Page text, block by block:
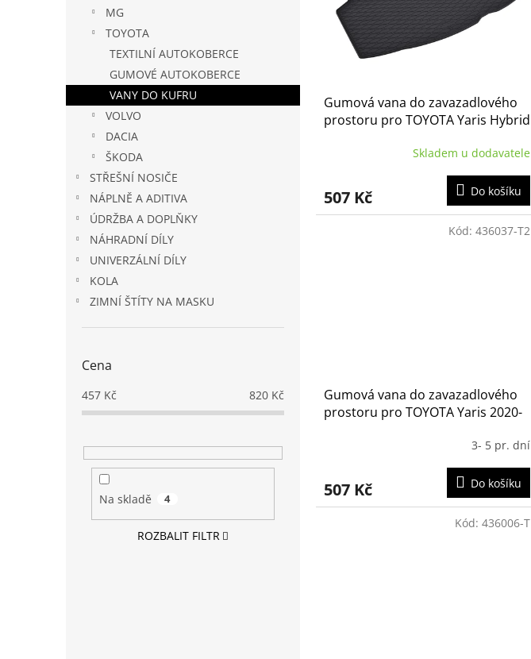
MG
TOYOTA
TEXTILNÍ AUTOKOBERCE
GUMOVÉ AUTOKOBERCE
VANY DO KUFRU
VOLVO
DACIA
ŠKODA
STŘEŠNÍ NOSIČE
NÁPLNĚ A ADITIVA
ÚDRŽBA A DOPLŇKY
NÁHRADNÍ DÍLY
UNIVERZÁLNÍ DÍLY
KOLA
ZIMNÍ ŠTÍTY NA MASKU
Cena
457 Kč 820 Kč
Na skladě 4
ROZBALIT FILTR
Gumová vana do zavazadlového
prostoru pro TOYOTA Yaris Hybrid
Skladem u dodavatele
507 Kč Do košíku
Gumová vana do zavazadlového
prostoru pro TOYOTA Yaris 2020-
3- 5 pr. dní
507 Kč Do košíku
Kód: 436037-T2
Kód: 436006-T